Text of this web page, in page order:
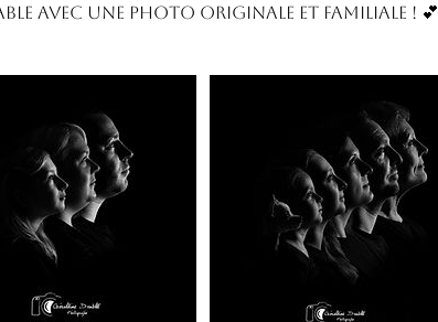
avec une photo originale et familiale ! 💕